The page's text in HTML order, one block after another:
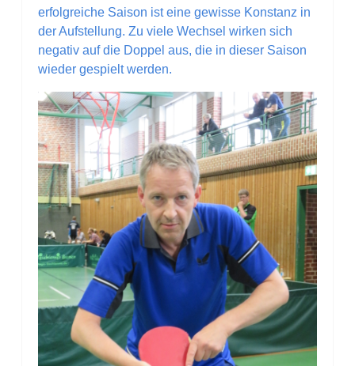
erfolgreiche Saison ist eine gewisse Konstanz in
der Aufstellung. Zu viele Wechsel wirken sich
negativ auf die Doppel aus, die in dieser Saison
wieder gespielt werden.